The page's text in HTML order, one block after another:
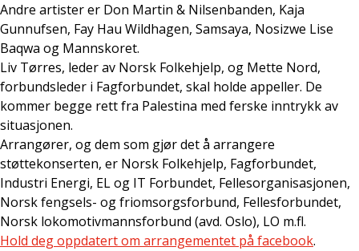
Andre artister er Don Martin & Nilsenbanden, Kaja
Gunnufsen, Fay Hau Wildhagen, Samsaya, Nosizwe Lise
Baqwa og Mannskoret.
Liv Tørres, leder av Norsk Folkehjelp, og Mette Nord,
forbundsleder i Fagforbundet, skal holde appeller. De
kommer begge rett fra Palestina med ferske inntrykk av
situasjonen.
Arrangører, og dem som gjør det å arrangere
støttekonserten, er Norsk Folkehjelp, Fagforbundet,
Industri Energi, EL og IT Forbundet, Fellesorganisasjonen,
Norsk fengsels- og friomsorgsforbund, Fellesforbundet,
Norsk lokomotivmannsforbund (avd. Oslo), LO m.fl.
Hold deg oppdatert om arrangementet på facebook.